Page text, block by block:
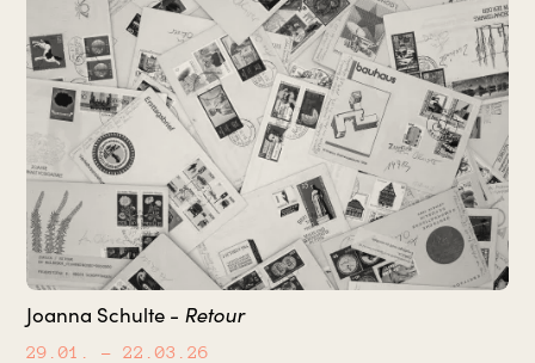
Joanna Schulte - Retour
29.01. – 22.03.26